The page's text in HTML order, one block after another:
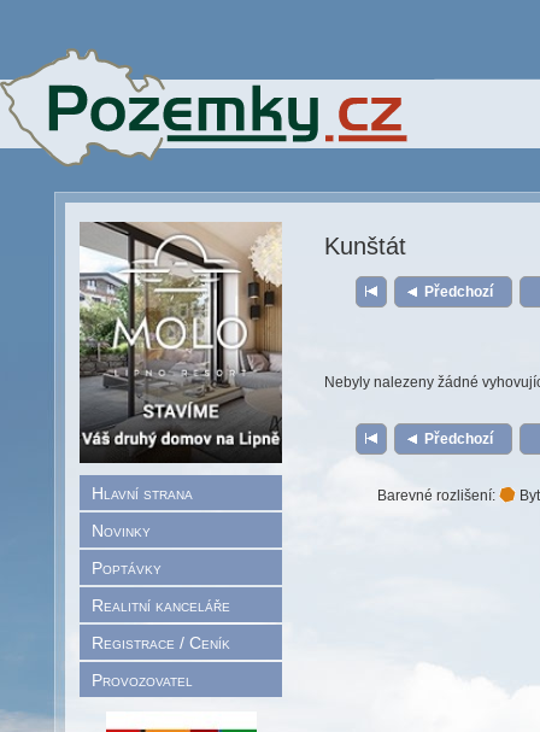
Hlavní strana
Novinky
Poptávky
Realitní kanceláře
Registrace / Ceník
Provozovatel
Kunštát
Předchozí
Nebyly nalezeny žádné
Předchozí
Barevné rozlišení: